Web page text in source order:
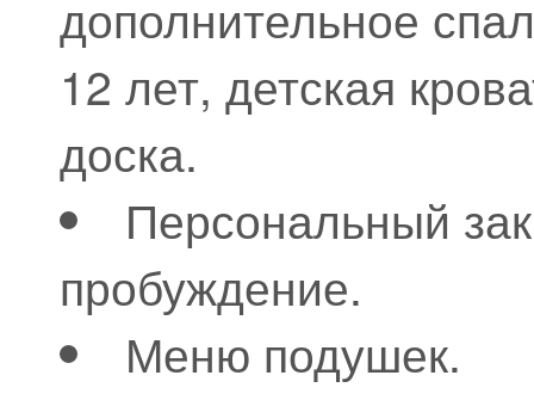
дополнительное
12 лет, детская
доска.
Персональный
пробуждение.
Меню подушек.